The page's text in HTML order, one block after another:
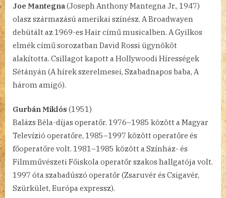
Joe Mantegna (Joseph Anthony Mantegna Jr., 1947)
olasz származású amerikai színész. A Broadwayen
debütált az 1969-es Hair című musicalben. A Gyilkos
elmék című sorozatban David Rossi ügynököt
alakította. Csillagot kapott a Hollywoodi Hírességek
Sétányán (A hírek szerelmesei, Szabadnapos baba, A
három amigó).
Gurbán Miklós (1951)
Balázs Béla-díjas operatőr. 1976–1985 között a Magyar
Televízió operatőre, 1985–1997 között operatőre és
főoperatőre volt. 1981–1985 között a Színház- és
Filmművészeti Főiskola operatőr szakos hallgatója volt.
1997 óta szabadúszó operatőr (Zsaruvér és Csigavér,
Szürkület, Európa expressz).